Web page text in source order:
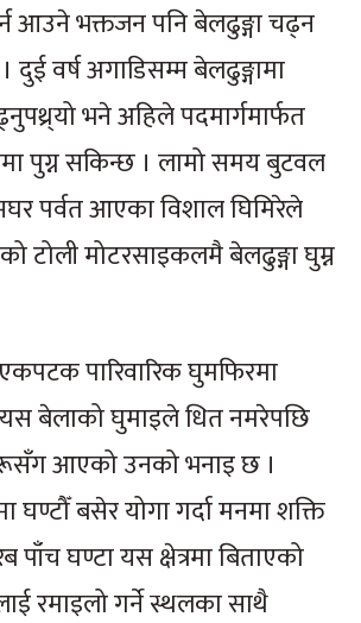
आउने भक्तजन पनि बेलढुङ्गा चढ्न
वर्ष अगाडिसम्म बेलढुङ्गामा
भने अहिले पदमार्गमार्फत
पुग्न सकिन्छ । लामो समय बुटवल
पर्वत आएका विशाल घिमिरेले
मोटरसाइकलमै बेलढुङ्गा घुम्न
पारिवारिक घुमफिरमा
बेलाको घुमाइले धित नमरेपछि
आएको उनको भनाइ छ ।
घण्टौँ बसेर योगा गर्दा मनमा शक्ति
पाँच घण्टा यस क्षेत्रमा बिताएको
रमाइलो गर्ने स्थलका साथै